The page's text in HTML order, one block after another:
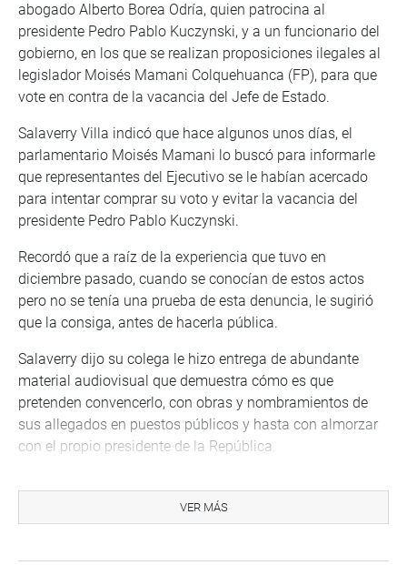
abogado Alberto Borea Odría, quien patrocina al
presidente Pedro Pablo Kuczynski, y a un funcionario del
gobierno, en los que se realizan proposiciones ilegales al
legislador Moisés Mamani Colquehuanca (FP), para que
vote en contra de la vacancia del Jefe de Estado.
Salaverry Villa indicó que hace algunos unos días, el
parlamentario Moisés Mamani lo buscó para informarle
que representantes del Ejecutivo se le habían acercado
para intentar comprar su voto y evitar la vacancia del
presidente Pedro Pablo Kuczynski.
Recordó que a raíz de la experiencia que tuvo en
diciembre pasado, cuando se conocían de estos actos
pero no se tenía una prueba de esta denuncia, le sugirió
que la consiga, antes de hacerla pública.
Salaverry dijo su colega le hizo entrega de abundante
material audiovisual que demuestra cómo es que
pretenden convencerlo, con obras y nombramientos de
sus allegados en puestos públicos y hasta con almorzar
con el propio presidente de la República.
todos los peruanos para decirles como existe la
corrupción y señaló que en diciembre, en la vacancia
VER MÁS